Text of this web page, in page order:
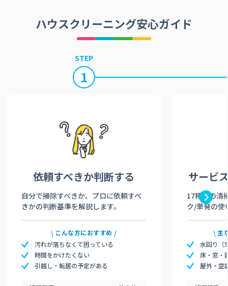
ハウスクリーニング安心ガイド
STEP
1
依頼すべきか判断する
自分で掃除すべきか、プロに依頼すべ
きかの判断基準を解説します。
こんな方におすすめ
汚れが落ちなくて困っている
時間をかけたくない
引越し・転居の予定がある
サービ
17種類の清
ク/単発の使
主
水回り（
床・窓・
屋外・空